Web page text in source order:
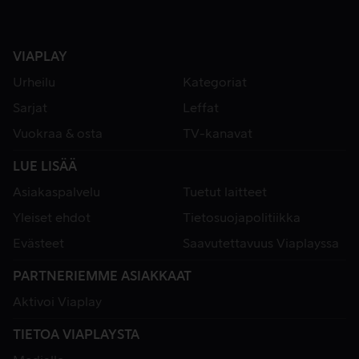
VIAPLAY
Urheilu
Kategoriat
Sarjat
Leffat
Vuokraa & osta
TV-kanavat
LUE LISÄÄ
Asiakaspalvelu
Tuetut laitteet
Yleiset ehdot
Tietosuojapolitiikka
Evästeet
Saavutettavuus Viaplayssa
PARTNERIEMME ASIAKKAAT
Aktivoi Viaplay
TIETOA VIAPLAYSTA